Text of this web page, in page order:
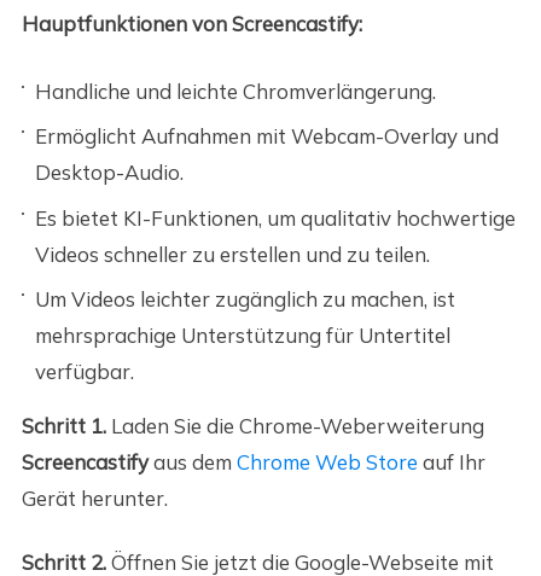
Hauptfunktionen von Screencastify:
Handliche und leichte Chromverlängerung.
Ermöglicht Aufnahmen mit Webcam-Overlay und
Desktop-Audio.
Es bietet KI-Funktionen, um qualitativ hochwertige
Videos schneller zu erstellen und zu teilen.
Um Videos leichter zugänglich zu machen, ist
mehrsprachige Unterstützung für Untertitel
verfügbar.
Schritt 1.Laden Sie die Chrome-Weberweiterung
Screencastifyaus dem Chrome Web Store auf Ihr
Gerät herunter.
Schritt 2.Öffnen Sie jetzt die Google-Webseite mit